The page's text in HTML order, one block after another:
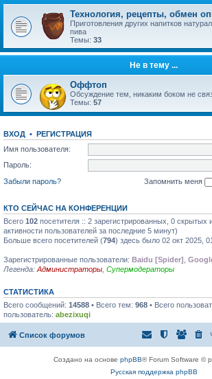
Технология, рецепты, обмен
Приготовления других напитков
пива
Темы: 33
Не в тему ...
Оффтоп
Обсуждение тем, никаким боком не
Темы: 57
ВХОД • РЕГИСТРАЦИЯ
Имя пользователя:
Пароль:
Забыли пароль?
Запомнить меня
КТО СЕЙЧАС НА КОНФЕРЕНЦИИ
Всего 102 посетителя :: 2 зарегистрированных, 0 скрытых
активности пользователей за последние 5 минут)
Больше всего посетителей (794) здесь было 02 окт 2025,
Зарегистрированные пользователи: Baidu [Spider]
Легенда: Администраторы Супермодераторы
СТАТИСТИКА
Всего сообщений: 14588 • Всего тем: 968 • Всего
пользователь: abezixuqi
Список форумов
Создано на основе phpBB® Forum Software ©
Русская поддержка phpBB